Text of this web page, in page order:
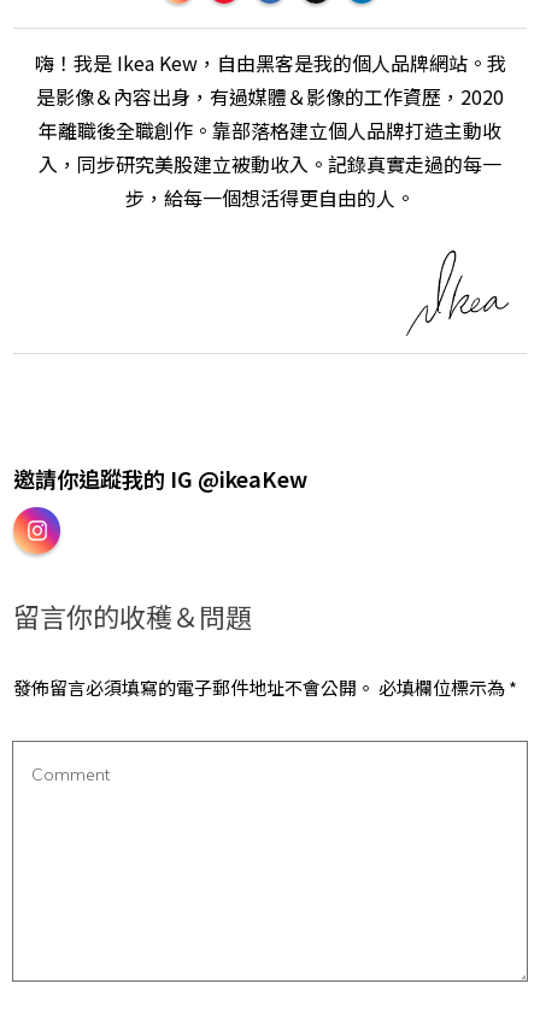
嗨！我是 Ikea Kew，自由黑客是我的個人品牌網站。我
是影像＆內容出身，有過媒體＆影像的工作資歷，2020
年離職後全職創作。靠部落格建立個人品牌打造主動收
入，同步研究美股建立被動收入。記錄真實走過的每一
步，給每一個想活得更自由的人。
邀請你追蹤我的 IG @ikeaKew
留言你的收穫＆問題
發佈留言必須填寫的電子郵件地址不會公開。 必填欄位標示為*